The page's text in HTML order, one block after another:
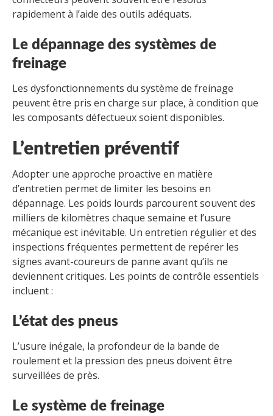
rapidement à l’aide des outils adéquats.
Le dépannage des systèmes de
freinage
Les dysfonctionnements du système de freinage
peuvent être pris en charge sur place, à condition que
les composants défectueux soient disponibles.
L’entretien préventif
Adopter une approche proactive en matière
d’entretien permet de limiter les besoins en
dépannage. Les poids lourds parcourent souvent des
milliers de kilomètres chaque semaine et l’usure
mécanique est inévitable. Un entretien régulier et des
inspections fréquentes permettent de repérer les
signes avant-coureurs de panne avant qu’ils ne
deviennent critiques. Les points de contrôle essentiels
incluent :
L’état des pneus
L’usure inégale, la profondeur de la bande de
roulement et la pression des pneus doivent être
surveillées de près.
Le système de freinage